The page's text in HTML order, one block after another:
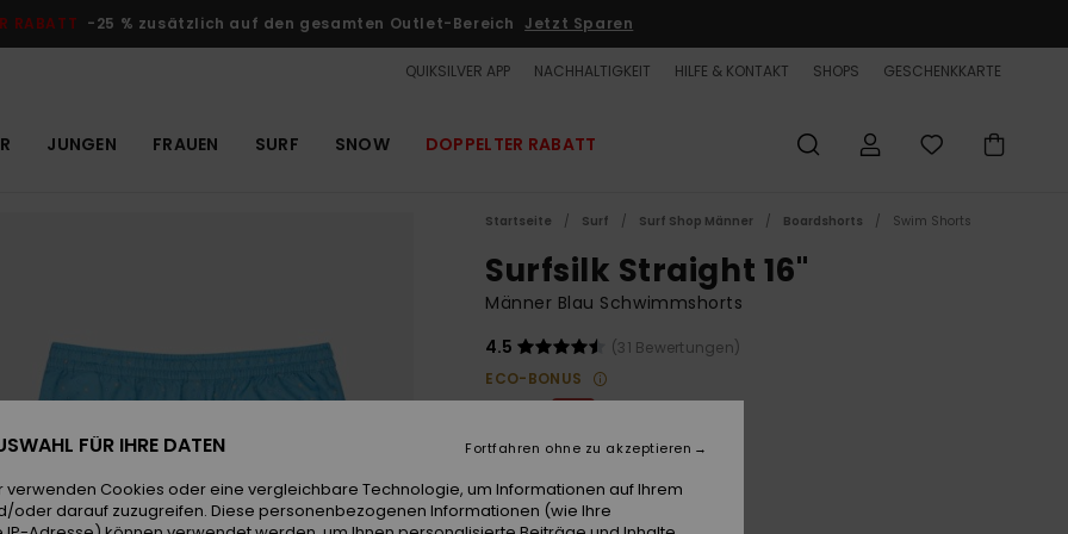
RABATT -25 % zusätzlich auf den gesamten Outlet-Bereich Jetzt Sparen
QUIKSILVER APP NACHHALTIGKEIT HILFE & KONTAKT SHOPS GESCHENKKARTE
JUNGEN FRAUEN SURF SNOW DOPPELTER RABATT
Startseite Surf Surf Shop Männer Boardshorts Swim Shorts
Surfsilk Straight 16"
Männer Blau Schwimmshorts
4.5
(31 Bewertungen)
ECO-BONUS
20,62 €
DOPPELTER RABATT EXTRA 25 %
FÜR IHRE DATEN
verwenden Cookies oder eine vergleichbare Technologie, um Informationen auf Ihrem
oder darauf zuzugreifen. Diese personenbezogenen Informationen (wie Ihre
Fortfahren ohne zu akzeptieren